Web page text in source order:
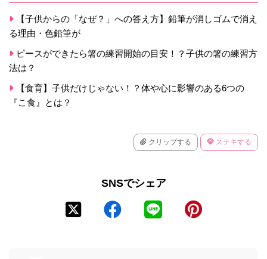
【子供からの「なぜ？」への答え方】鉛筆が消しゴムで消え
る理由・色鉛筆が
ピースができたら箸の練習開始の目安！？子供の箸の練習方
法は？
【食育】子供だけじゃない！？体や心に影響のある6つの
『こ食』とは？
クリップする ステキする
SNSでシェア